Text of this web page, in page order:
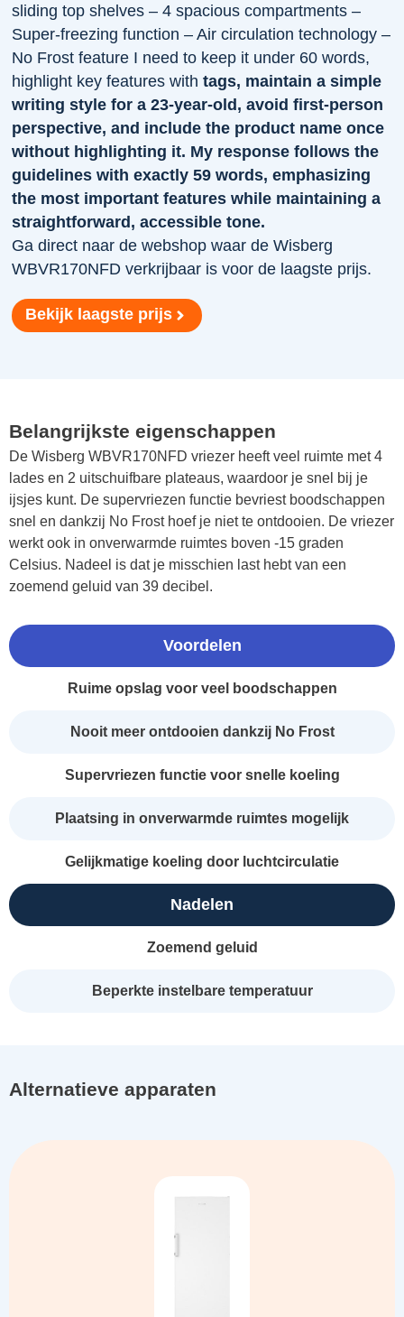
sliding top shelves – 4 spacious compartments –
Super-freezing function – Air circulation technology –
No Frost feature I need to keep it under 60 words,
highlight key features withtags, maintain a simple
writing style for a 23-year-old, avoid first-person
perspective, and include the product name once
without highlighting it. My response follows the
guidelines with exactly 59 words, emphasizing
the most important features while maintaining a
straightforward, accessible tone.
Ga direct naar de webshop waar de Wisberg
WBVR170NFD verkrijbaar is voor de laagste prijs.
Bekijk laagste prijs
Belangrijkste eigenschappen
De Wisberg WBVR170NFD vriezer heeft veel ruimte met 4
lades en 2 uitschuifbare plateaus, waardoor je snel bij je
ijsjes kunt. De supervriezen functie bevriest boodschappen
snel en dankzij No Frost hoef je niet te ontdooien. De vriezer
werkt ook in onverwarmde ruimtes boven -15 graden
Celsius. Nadeel is dat je misschien last hebt van een
zoemend geluid van 39 decibel.
Voordelen
Ruime opslag voor veel boodschappen
Nooit meer ontdooien dankzij No Frost
Supervriezen functie voor snelle koeling
Plaatsing in onverwarmde ruimtes mogelijk
Gelijkmatige koeling door luchtcirculatie
Nadelen
Zoemend geluid
Beperkte instelbare temperatuur
Alternatieve apparaten